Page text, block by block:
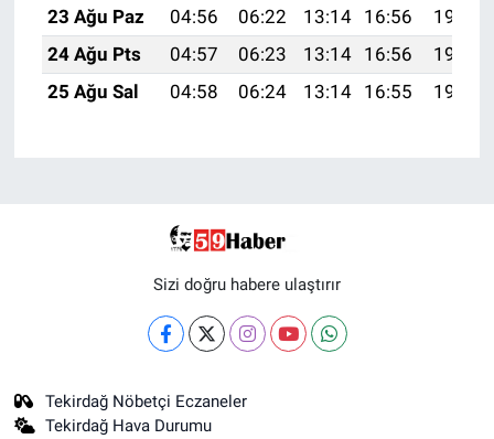
23 Ağu Paz
04:56 06:22 13:14 16:56
19:56
24 Ağu Pts
04:57 06:23 13:14 16:56
19:55
25 Ağu Sal
04:58 06:24 13:14 16:55 19:53
Sizi doğru habere ulaştırır
Tekirdağ Nöbetçi Eczaneler
Tekirdağ Hava Durumu